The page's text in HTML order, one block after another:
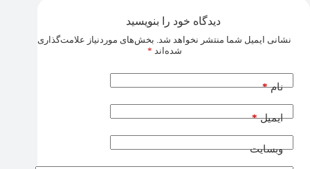
دیدگاه خود را بنویسید
نشانی ایمیل شما منتشر نخواهد شد. بخش‌های موردنیاز علامت‌گذاری
شده‌اند *
نام*
ایمیل*
وبسایت